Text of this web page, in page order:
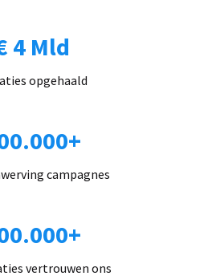
4 Mld
opgehaald
campagnes
vertrouwen ons